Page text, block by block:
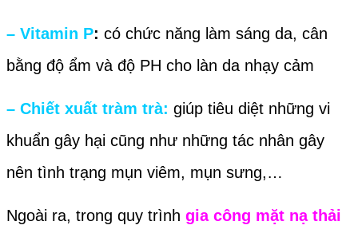
– Vitamin P: có chức năng làm sáng da, cân
bằng độ ẩm và độ PH cho làn da nhạy cảm
– Chiết xuất tràm trà: giúp tiêu diệt những vi
khuẩn gây hại cũng như những tác nhân gây
nên tình trạng mụn viêm, mụn sưng,…
Ngoài ra, trong quy trình gia công mặt nạ thải